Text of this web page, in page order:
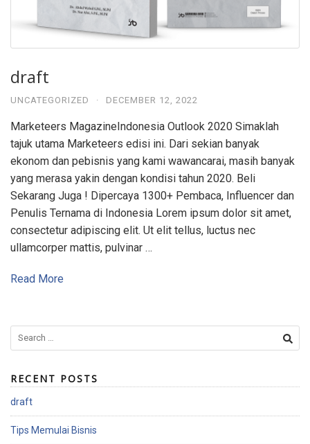
draft
UNCATEGORIZED · DECEMBER 12, 2022
Marketeers MagazineIndonesia Outlook 2020 Simaklah
tajuk utama Marketeers edisi ini. Dari sekian banyak
ekonom dan pebisnis yang kami wawancarai, masih banyak
yang merasa yakin dengan kondisi tahun 2020. Beli
Sekarang Juga ! Dipercaya 1300+ Pembaca, Influencer dan
Penulis Ternama di Indonesia Lorem ipsum dolor sit amet,
consectetur adipiscing elit. Ut elit tellus, luctus nec
ullamcorper mattis, pulvinar …
Read More
e
r
f
RECENT POSTS
draft
Tips Memulai Bisnis